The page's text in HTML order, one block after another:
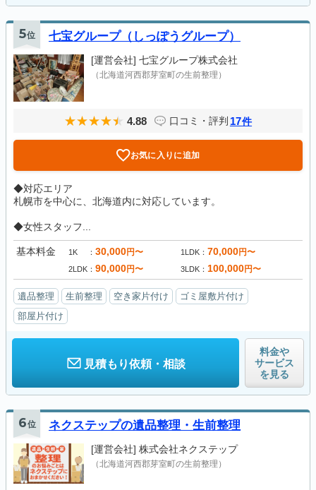
5位 七宝グループ（しっぽうグループ）
[運営会社] 七宝グループ株式会社
（北海道河西郡芽室町の生前整理）
4.88 口コミ・評判 17件
お気に入りに追加
◆対応エリア
札幌市を中心に、北海道内に対応しています。
◆女性スタッフ...
基本料金 1K 30,000円〜 1LDK 70,000円〜
2LDK 90,000円〜 3LDK 100,000円〜
遺品整理 生前整理 空き家片付け
ゴミ屋敷片付け
部屋片付け
見積もり依頼・相談
料金や
サービス
を見る
6位 ネクステップの遺品整理・生前整理
[運営会社] 株式会社ネクステップ
（北海道河西郡芽室町の生前整理）